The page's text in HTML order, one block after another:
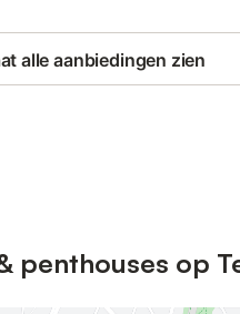
alle aanbiedingen zien
penthouses op